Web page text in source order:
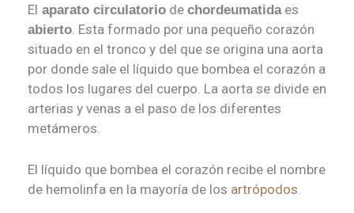
El aparato circulatorio de chordeumatidaes
abierto . Esta formado por una pequeño corazón
situado en el tronco y del que se origina una aorta
por donde sale el líquido que bombea el corazón a
todos los lugares del cuerpo. La aorta se divide en
arterias y venas a el paso de los diferentes
metámeros.
El líquido que bombea el corazón recibe el nombre
de hemolinfa en la mayoría de los artrópodos